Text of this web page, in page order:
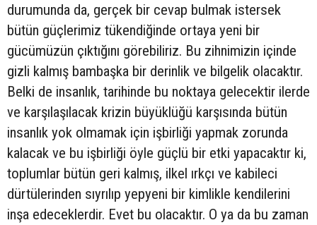
durumunda da, gerçek bir cevap bulmak istersek
bütün güçlerimiz tükendiğinde ortaya yeni bir
gücümüzün çıktığını görebiliriz. Bu zihnimizin içinde
gizli kalmış bambaşka bir derinlik ve bilgelik olacaktır.
Belki de insanlık, tarihinde bu noktaya gelecektir ilerde
ve karşılaşılacak krizin büyüklüğü karşısında bütün
insanlık yok olmamak için işbirliği yapmak zorunda
kalacak ve bu işbirliği öyle güçlü bir etki yapacaktır ki,
toplumlar bütün geri kalmış, ilkel ırkçı ve kabileci
dürtülerinden sıyrılıp yepyeni bir kimlikle kendilerini
inşa edeceklerdir. Evet bu olacaktır. O ya da bu zaman